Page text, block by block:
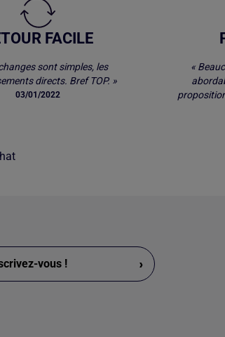
FACILE
sont simples, les
directs. Bref TOP. »
03/01/2022
«
vous ! ›